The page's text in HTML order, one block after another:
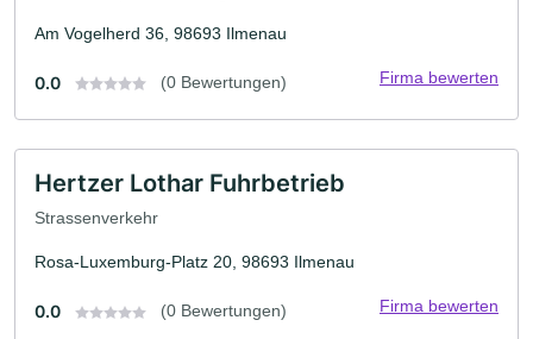
Am Vogelherd 36, 98693 Ilmenau
0.0 (0 Bewertungen) Firma bewerten
Hertzer Lothar Fuhrbetrieb
Strassenverkehr
Rosa-Luxemburg-Platz 20, 98693 Ilmenau
0.0 (0 Bewertungen) Firma bewerten